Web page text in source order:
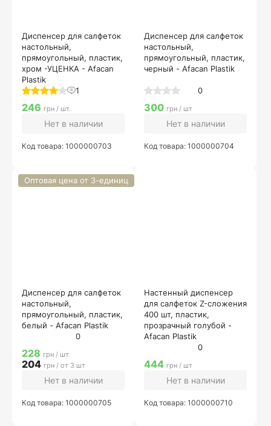
Диспенсер для салфеток
настольный,
прямоугольный, пластик,
хром -УЦЕНКА - Afacan
Plastik
1
246 грн / шт.
Нет в наличии
Код товара: 1000000703
Диспенсер для салфеток
настольный,
прямоугольный, пластик,
черный - Afacan Plastik
0
300 грн / шт
Нет в наличии
Код товара: 1000000704
Диспенсер для салфеток
настольный,
прямоугольный, пластик,
белый - Afacan Plastik
0
Оптовая цена от 3-единиц
228 грн / шт
204 грн / от 3 шт
Нет в наличии
Код товара: 1000000705
Настенный диспенсер
для салфеток Z-сложения
400 шт, пластик,
прозрачный голубой -
Afacan Plastik
0
444 грн / шт
Нет в наличии
Код товара: 1000000710